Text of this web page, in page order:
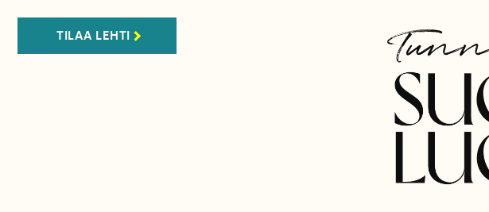
TILAA LEHTI